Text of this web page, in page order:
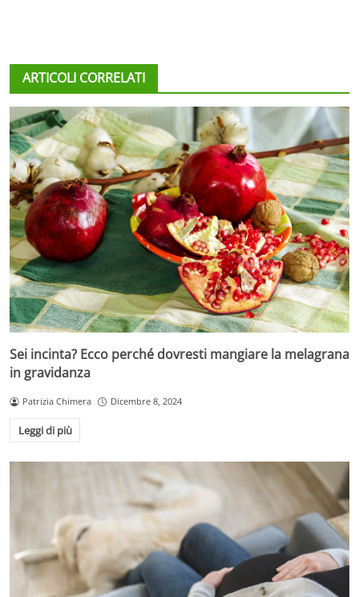
ARTICOLI CORRELATI
Sei incinta? Ecco perché dovresti mangiare la melagrana
in gravidanza
Patrizia Chimera Dicembre 8, 2024
Leggi di più